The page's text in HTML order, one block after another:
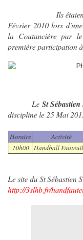
Ils étaient
Février 2010 lors
la Coutancière par
première participation
Le St
discipline le 25 Mai
Horaire Activité
10h00 Handball Fauteuil
Le site du St Sébastien
http://3slhb.fr/